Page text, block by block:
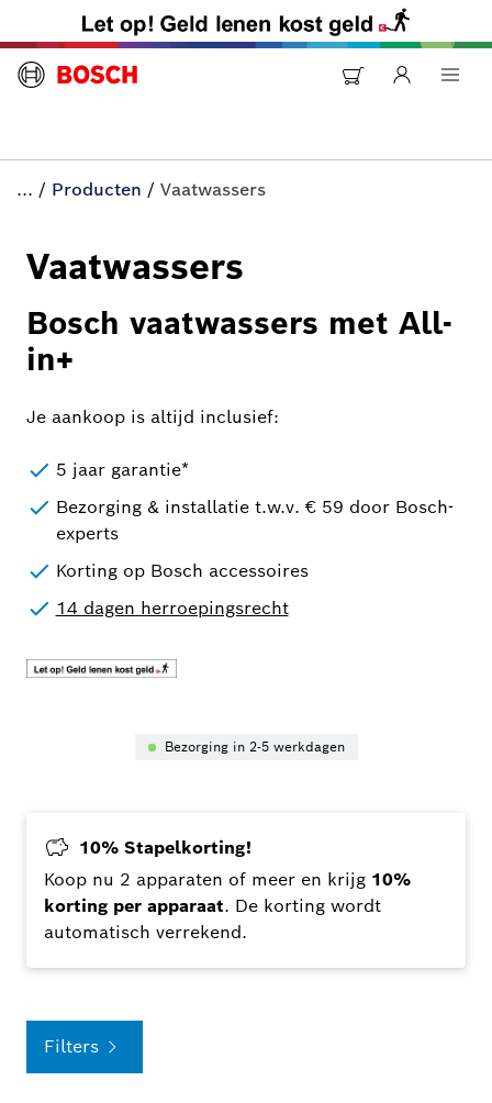
... / Producten / Vaatwassers
Vaatwassers
Bosch vaatwassers met All-
in+
Je aankoop is altijd inclusief:
5 jaar garantie*
Bezorging & installatie t.w.v. € 59 door Bosch-
experts
Korting op Bosch accessoires
14 dagen herroepingsrecht
Bezorging in 2-5 werkdagen
10% Stapelkorting!
Koop nu 2 apparaten of meer en krijg 10%
korting per apparaat. De korting wordt
automatisch verrekend.
Filters